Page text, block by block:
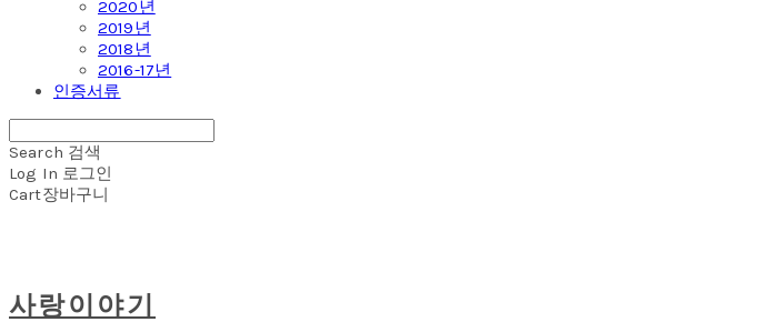
2020년
2019년
2018년
2016-17년
인증서류
Search 검색
Log In 로그인
Cart장바구니
사랑이야기